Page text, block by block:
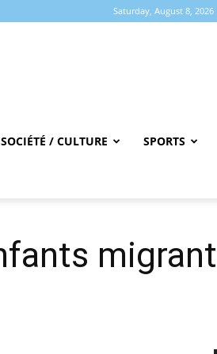
Saturday, August 8, 2026
SOCIÉTÉ / CULTURE SPORTS